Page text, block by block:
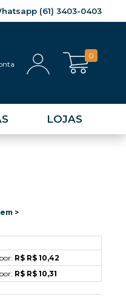
(61) 3403-0403
0
LOJAS
>
R$ R$ 10,42
R$ R$ 10,31